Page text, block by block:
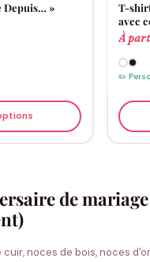
Depuis… »
T-
avec
À
✏️
de
noces de bois, noces